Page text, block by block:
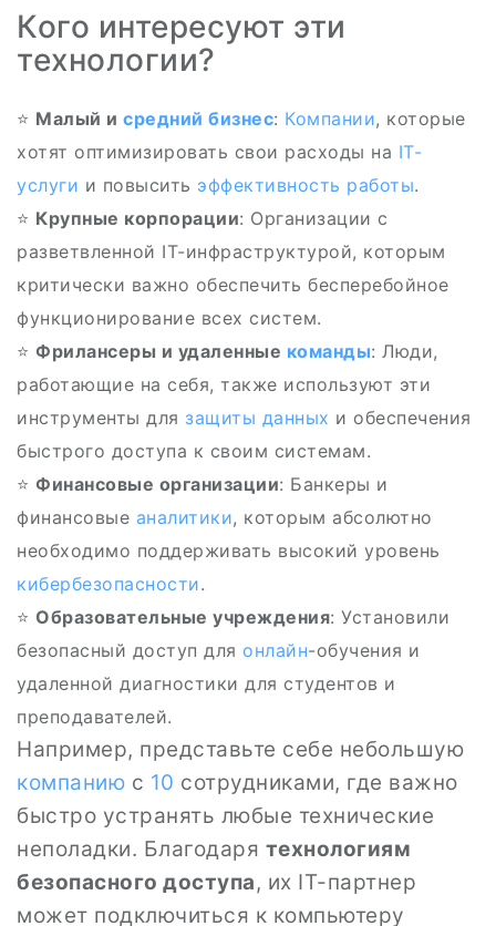
Кого интересуют эти
технологии?
⭐ Малый и средний бизнес: Компании, которые
хотят оптимизировать свои расходы на IT-
услуги и повысить эффективность работы.
⭐ Крупные корпорации: Организации с
разветвленной IT-инфраструктурой, которым
критически важно обеспечить бесперебойное
функционирование всех систем.
⭐ Фрилансеры и удаленные команды: Люди,
работающие на себя, также используют эти
инструменты для защиты данных и обеспечения
быстрого доступа к своим системам.
⭐ Финансовые организации: Банкеры и
финансовые аналитики, которым абсолютно
необходимо поддерживать высокий уровень
кибербезопасности.
⭐️ Образовательные учреждения: Установили
безопасный доступ для онлайн-обучения и
удаленной диагностики для студентов и
преподавателей.
Например, представьте себе небольшую
компанию с 10 сотрудниками, где важно
быстро устранять любые технические
неполадки. Благодаря технологиям
безопасного доступа, их IT-партнер
может подключиться к компьютеру